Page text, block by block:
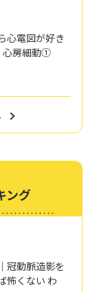
心電図が好き
心房細動①
ング
冠動脈造影を
怖くない わ